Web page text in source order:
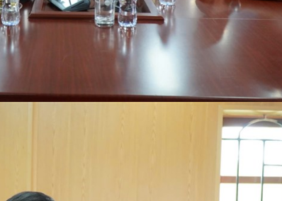
Báo Đại biểu nhân dân